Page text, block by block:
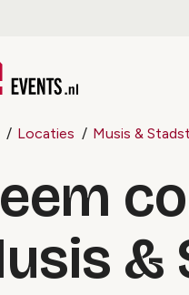
Locaties Musis &
&